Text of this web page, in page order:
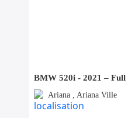
Ariana , Ariana Ville